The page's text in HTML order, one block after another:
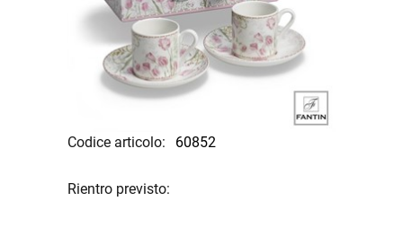
Codice articolo: 60852
Rientro previsto: